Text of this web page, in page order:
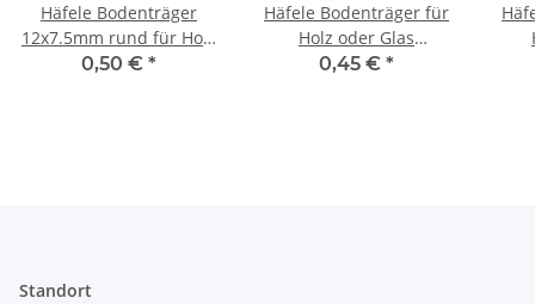
Häfele Bodenträger
12x7.5mm rund für Holz
oder Glas Kunststoff
0,50 € *
Häfele Bodenträger für
Holz oder Glas
Kunststoff braun mit
0,45 € *
Standort